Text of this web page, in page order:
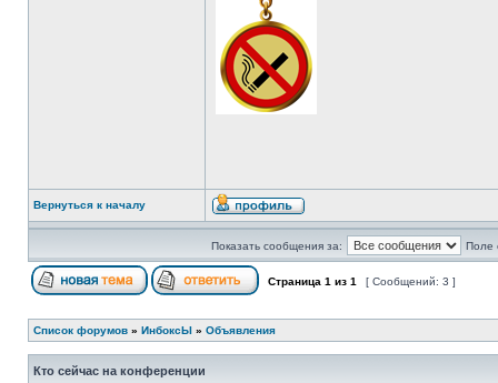
Вернуться к началу
Показать сообщения за: Поле
Страница 1 из 1 [ Сообщений: 3 ]
Список форумов » ИнбоксЫ » Объявления
Кто сейчас на конференции